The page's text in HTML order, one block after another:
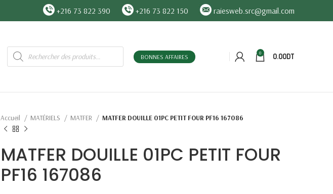
+216 73 822 390 +216 73 822 150 raiesweb.src@gmail.com
Recherche
de
produits
BONNES AFFAIRES
0 0.00DT
Accueil MATÉRIELS MATFER MATFER DOUILLE 01PC PETIT FOUR PF16 167086
MATFER DOUILLE 01PC PETIT FOUR
PF16 167086